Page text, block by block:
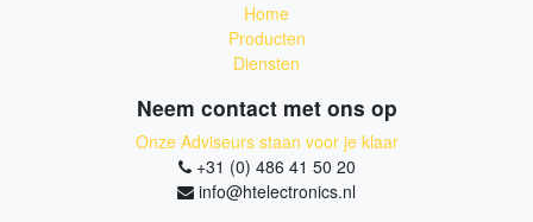
Home
Producten
Diensten
Neem contact met ons op
Onze Adviseurs staan voor je klaar
+31 (0) 486 41 50 20
info@htelectronics.nl